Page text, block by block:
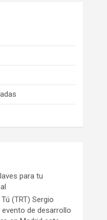
para tu
(TRT) Sergio
de desarrollo